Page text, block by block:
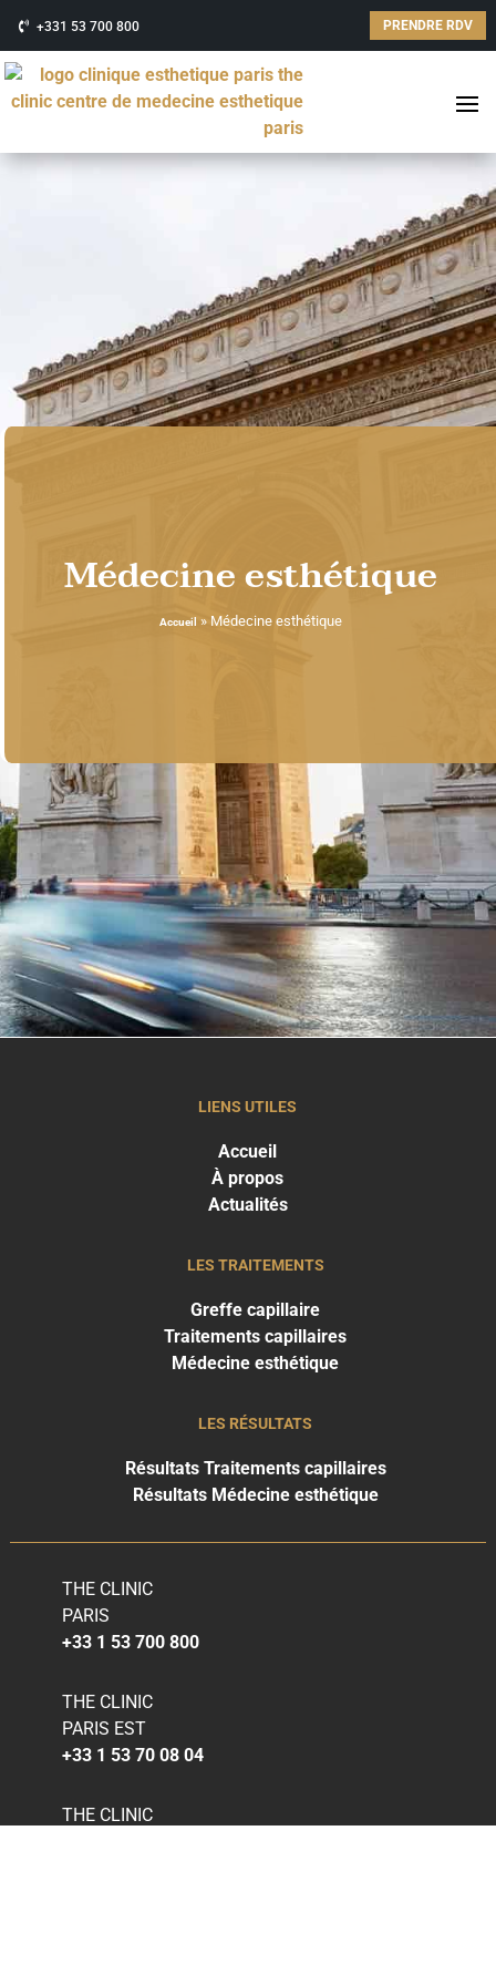
+331 53 700 800 PRENDRE RDV
Médecine esthétique
Accueil » Médecine esthétique
LIENS UTILES
Accueil
À propos
Actualités
LES TRAITEMENTS
Greffe capillaire
Traitements capillaires
Médecine esthétique
LES RÉSULTATS
Résultats Traitements capillaires
Résultats Médecine esthétique
THE CLINIC
PARIS
+33 1 53 700 800
THE CLINIC
PARIS EST
+33 1 53 70 08 04
THE CLINIC